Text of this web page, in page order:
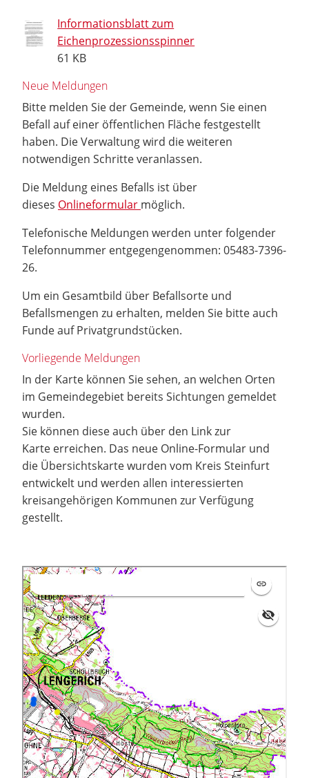
Informationsblatt zum
Eichenprozessionsspinner
61 KB
Neue Meldungen
Bitte melden Sie der Gemeinde, wenn Sie einen
Befall auf einer öffentlichen Fläche festgestellt
haben. Die Verwaltung wird die weiteren
notwendigen Schritte veranlassen.
Die Meldung eines Befalls ist über
dieses Onlineformular möglich.
Telefonische Meldungen werden unter folgender
Telefonnummer entgegengenommen: 05483-7396-
26.
Um ein Gesamtbild über Befallsorte und
Befallsmengen zu erhalten, melden Sie bitte auch
Funde auf Privatgrundstücken.
Vorliegende Meldungen
In der Karte können Sie sehen, an welchen Orten
im Gemeindegebiet bereits Sichtungen gemeldet
wurden.
Sie können diese auch über den Link zur
Karte erreichen. Das neue Online-Formular und
die Übersichtskarte wurden vom Kreis Steinfurt
entwickelt und werden allen interessierten
kreisangehörigen Kommunen zur Verfügung
gestellt.